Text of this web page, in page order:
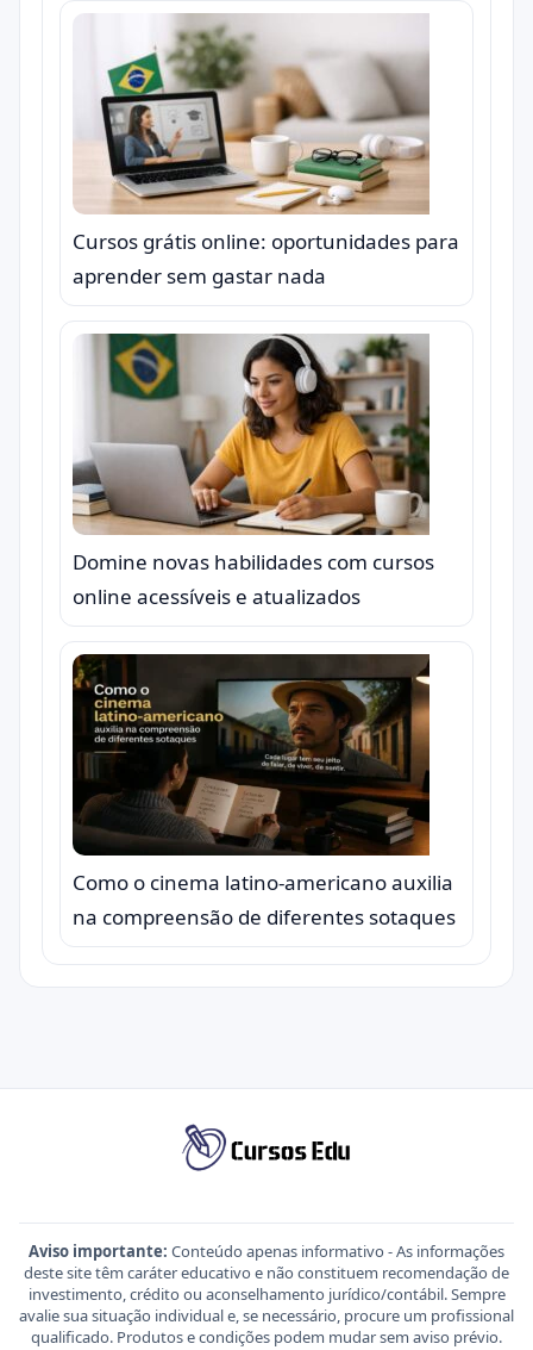
Cursos grátis online: oportunidades para
aprender sem gastar nada
Domine novas habilidades com cursos
online acessíveis e atualizados
Como o cinema latino-americano auxilia
na compreensão de diferentes sotaques
Aviso importante: Conteúdo apenas informativo - As informações
deste site têm caráter educativo e não constituem recomendação de
investimento, crédito ou aconselhamento jurídico/contábil. Sempre
avalie sua situação individual e, se necessário, procure um profissional
qualificado. Produtos e condições podem mudar sem aviso prévio.